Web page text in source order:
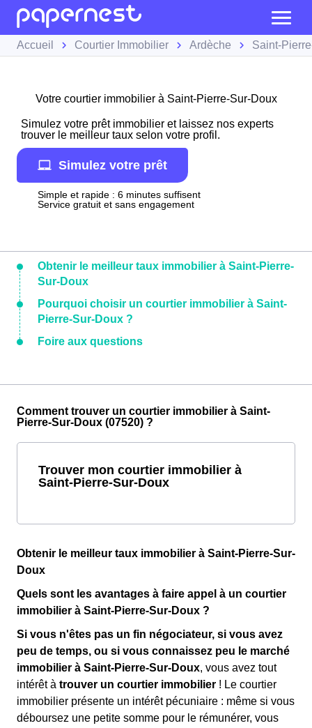
Accueil Courtier Immobilier Ardèche Saint-
Votre courtier immobilier à Saint-Pierre-Sur-Doux
Simulez votre prêt immobilier et laissez nos experts
trouver le meilleur taux selon votre profil.
Simulez votre prêt
Simple et rapide : 6 minutes suffisent
Service gratuit et sans engagement
Obtenir le meilleur taux immobilier à Saint-Pierre-
Sur-Doux
Pourquoi choisir un courtier immobilier à Saint-
Pierre-Sur-Doux ?
Foire aux questions
Comment trouver un courtier immobilier à Saint-
Pierre-Sur-Doux (07520) ?
Trouver mon courtier immobilier à
Saint-Pierre-Sur-Doux
Obtenir le meilleur taux immobilier à Saint-Pierre-Sur-
Doux
Quels sont les avantages à faire appel à un courtier
immobilier à Saint-Pierre-Sur-Doux ?
Si vous n'êtes pas un fin négociateur, si vous avez
peu de temps, ou si vous connaissez peu le marché
immobilier à Saint-Pierre-Sur-Doux, vous avez tout
intérêt à trouver un courtier immobilier ! Le courtier
immobilier présente un intérêt pécuniaire : même si vous
déboursez une petite somme pour le rémunérer, vous